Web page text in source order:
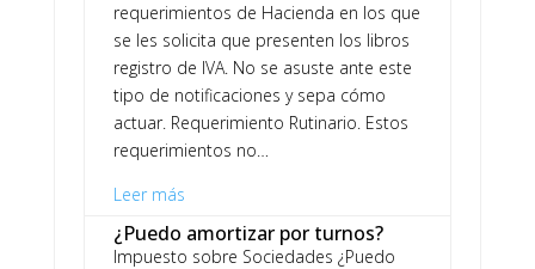
requerimientos de Hacienda en los que
se les solicita que presenten los libros
registro de IVA. No se asuste ante este
tipo de notificaciones y sepa cómo
actuar. Requerimiento Rutinario. Estos
requerimientos no…
Leer más
¿Puedo amortizar por turnos?
Impuesto sobre Sociedades ¿Puedo